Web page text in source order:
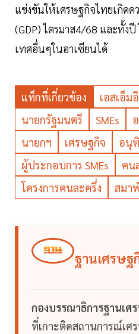
แข่งขันให้เศรษฐกิจไทยเกิด
(GDP) ไตรมาส4/68 และทั้ง
เทศอื่นๆในอาเซียนได้
แท็กที่เกี่ยวข้อง เอสเอ็มอี
นายกรัฐมนตรี
SMEs
นายกฯ
เศรษฐกิจ
อนุ
ผู้ประกอบการ SMEs
คน
โครงการคนละครึ่ง
สมา
ฐานเศรษฐ
กองบรรณาธิการฐานเศ
ที่เกาะติดสถานการณ์เศ